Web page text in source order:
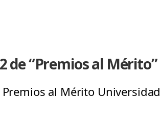
de “Premios al Mérito”
al Mérito Universidad